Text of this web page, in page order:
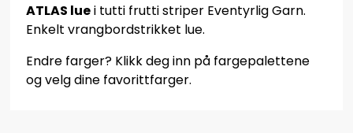
ATLAS luei tutti frutti striper Eventyrlig Garn.
Enkelt vrangbordstrikket lue.
Endre farger? Klikk deg inn på fargepalettene
og velg dine favorittfarger.